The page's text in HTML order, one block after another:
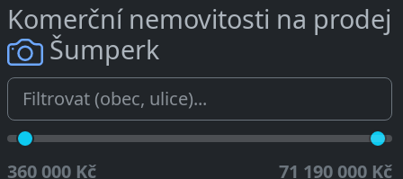
Komerční nemovitosti na prodej
Šumperk
360 000 Kč 71 190 000 Kč